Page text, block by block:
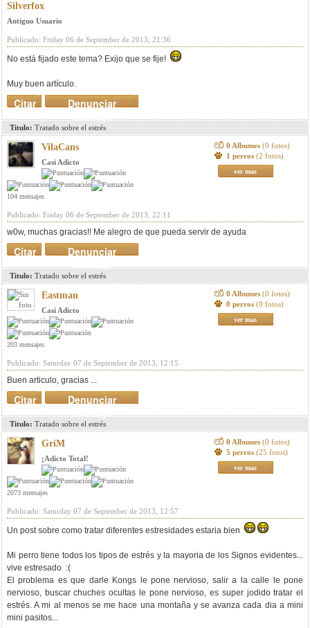
Silverfox
Antiguo Usuario
Publicado: Friday 06 de September de 2013, 21:36
No está fijado este tema? Exijo que se fije!
Muy buen artículo.
Denunciar
mensaje
Citar
Titulo: Tratado sobre el estrés
VilaCans
Casi Adicto
104 mensajes
0 Albumes (0 fotos)
1 perros (2 fotos)
ver mas
Publicado: Friday 06 de September de 2013, 22:11
w0w, muchas gracias!! Me alegro de que pueda servir de ayuda
Denunciar
mensaje
Citar
Titulo: Tratado sobre el estrés
Eastman
Casi Adicto
203 mensajes
0 Albumes (0 fotos)
0 perros (0 fotos)
ver mas
Publicado: Saturday 07 de September de 2013, 12:15
Buen articulo, gracias ...
Denunciar
mensaje
Citar
Titulo: Tratado sobre el estrés
GriM
¡Adicto Total!
2073 mensajes
0 Albumes (0 fotos)
5 perros (25 fotos)
ver mas
Publicado: Saturday 07 de September de 2013, 12:57
Un post sobre como tratar diferentes estresidades estaria bien
Mi perro tiene todos los tipos de estrés y la mayoria de los Signos evidentes...
vive estresado :(
El problema es que darle Kongs le pone nervioso, salir a la calle le pone
nervioso, buscar chuches ocultas le pone nervioso, es super jodido tratar el
estrés. A mi al menos se me hace una montaña y se avanza cada dia a mini
mini pasitos...